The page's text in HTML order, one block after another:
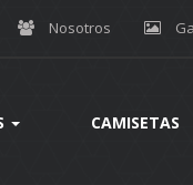
Nosotros
CAMISETAS